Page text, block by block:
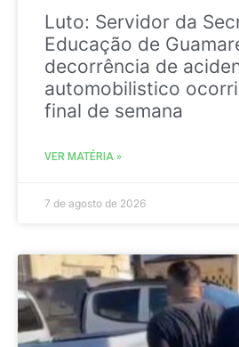
Luto: Servidor da
Educação de
decorrência de
automobilistico
final de semana
VER MATÉRIA »
7 de agosto de 2026